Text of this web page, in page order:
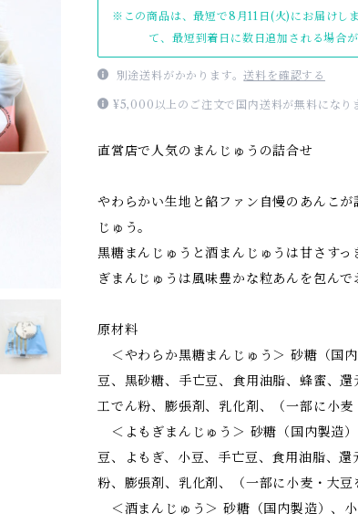
※この商品は、最短で8月11日(火)にお届けし
て、最短到着日に数日追加される場合が
別途送料がかかります。送料を確認する
¥5,000以上のご注文で国内送料が無料になり
直営店で人気のまんじゅうの詰合せ
やわらかい生地と餡ファン自慢のあんこ
じゅう。
黒糖まんじゅうと酒まんじゅうは甘さすっ
ぎまんじゅうは風味豊かな粒あんを包んで
原材料
＜やわらか黒糖まんじゅう＞ 砂糖（国
豆、黒砂糖、手亡豆、食用油脂、蜂蜜、
工でん粉、膨張剤、乳化剤、（一部に小麦
＜よもぎまんじゅう＞ 砂糖（国内製造
豆、よもぎ、小豆、手亡豆、食用油脂、還
粉、膨張剤、乳化剤、（一部に小麦・大豆
＜酒まんじゅう＞ 砂糖（国内製造）、小